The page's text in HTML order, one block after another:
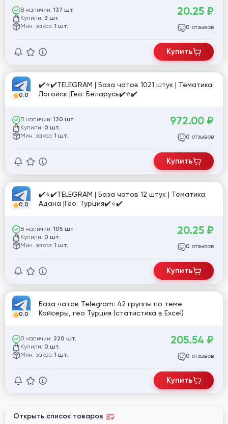
В наличии: 137 шт.
Купили: 3 шт.
Мин. заказ: 1 шт.
20.25 ₽
0 отзывов
Купить
0.0
✔️⭐✔️TELEGRAM | База чатов 1021 штук | Тематика:
Логойск |Гео: Беларусь✔️⭐✔️
В наличии: 120 шт.
Купили: 0 шт.
Мин. заказ: 1 шт.
972.00 ₽
0 отзывов
Купить
0.0
✔️⭐✔️TELEGRAM | База чатов 12 штук | Тематика:
Адана |Гео: Турция✔️⭐✔️
В наличии: 105 шт.
Купили: 0 шт.
Мин. заказ: 1 шт.
20.25 ₽
0 отзывов
Купить
0.0
База чатов Telegram: 42 группы по теме
Кайсеры, гео Турция (статистика в Excel)
В наличии: 220 шт.
Купили: 0 шт.
Мин. заказ: 1 шт.
205.54 ₽
0 отзывов
Купить
Открыть список товаров